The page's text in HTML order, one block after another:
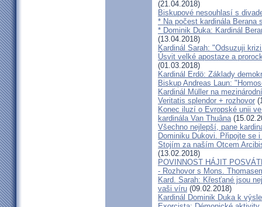
(21.04.2018)
Biskupové nesouhlasí s
* Na počest kardinála
* Dominik Duka: Kardinál
(13.04.2018)
Kardinál Sarah: "Odsuzuji
Úsvit velké apostaze a
(01.03.2018)
Kardinál Erdö: Základy
Biskup Andreas Laun:
Kardinál Müller na
Veritatis splendor + rozhovor
Konec iluzí o Evropské unii
kardinála Van Thuâna
Všechno nejlepší, pane
Dominiku Dukovi. Připojte se
Stojím za naším Otcem
(13.02.2018)
POVINNOST HÁJIT
- Rozhovor s Mons.
Kard. Sarah: Křesťané jsou
vaši víru (09.02.2018)
Kardinál Dominik Duka k